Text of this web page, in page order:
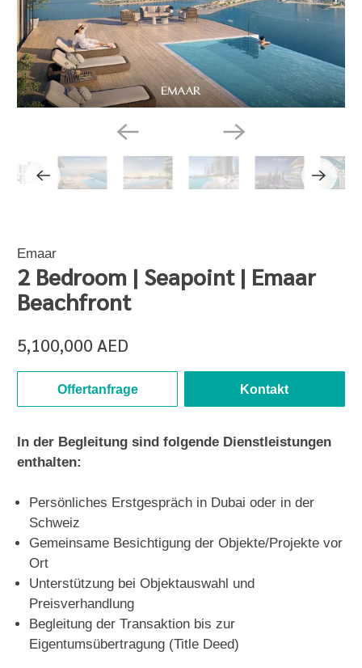
Emaar
2 Bedroom | Seapoint | Emaar
Beachfront
5,100,000 AED
Offertanfrage Kontakt
In der Begleitung sind folgende Dienstleistungen
enthalten:
Persönliches Erstgespräch in Dubai oder in der
Schweiz
Gemeinsame Besichtigung der Objekte/Projekte vor
Ort
Unterstützung bei Objektauswahl und
Preisverhandlung
Begleitung der Transaktion bis zur
Eigentumsübertragung (Title Deed)